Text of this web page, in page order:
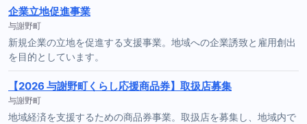
企業立地促進事業
与謝野町
新規企業の立地を促進する支援事業。地域への企業誘致と雇用創出
を目的としています。
【2026 与謝野町くらし応援商品券】取扱店募集
与謝野町
地域経済を支援するための商品券事業。取扱店を募集し、地域内で